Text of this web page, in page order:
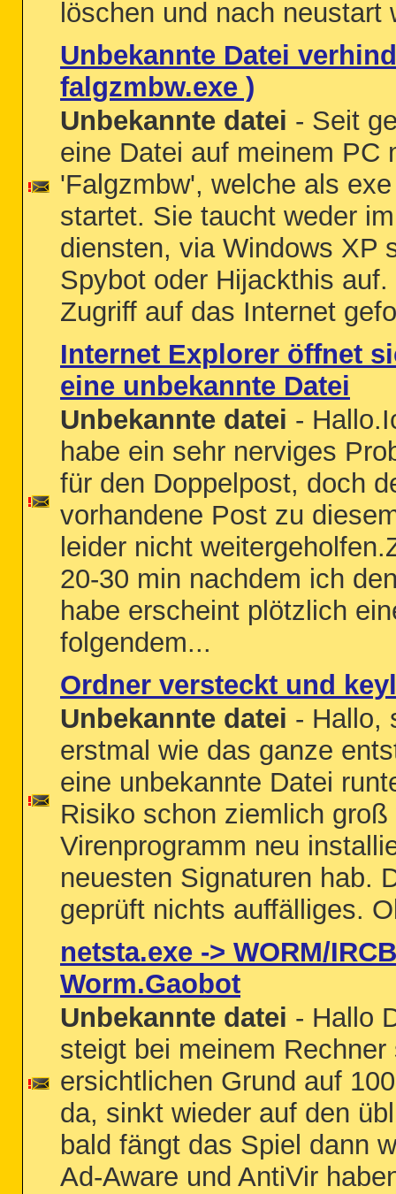
löschen und nach neustart
Unbekannte Datei
falgzmbw.exe )
Unbekannte datei - Seit
eine Datei auf meinem PC
'Falgzmbw', welche als
startet. Sie taucht weder
diensten, via Windows XP
Spybot oder Hijackthis
Zugriff auf das Internet
Internet Explorer öffnet
eine unbekannte Datei
Unbekannte datei -
habe ein sehr nerviges
für den Doppelpost, doch
vorhandene Post zu
leider nicht
20-30 min nachdem ich
habe erscheint plötzlich
folgendem...
Ordner versteckt und
Unbekannte datei - Hallo,
erstmal wie das ganze
eine unbekannte Datei
Risiko schon ziemlich
Virenprogramm neu
neuesten Signaturen hab.
geprüft nichts auffälliges.
netsta.exe -> WORM/
Worm.Gaobot
Unbekannte datei - Hallo
steigt bei meinem
ersichtlichen Grund auf
da, sinkt wieder auf den
bald fängt das Spiel dann
Ad-Aware und AntiVir